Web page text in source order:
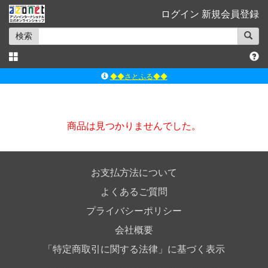
ログイン 新規会員登録
検索
◆◆さとふる◆◆
ｱｿﾞﾝｵﾝﾗｲﾝｼｮｯﾌﾟX
商品は見つかりませんでした。
お支払方法について
よくあるご質問
プライバシーポリシー
会社概要
「特定商取引に関する法律」に基づく表示